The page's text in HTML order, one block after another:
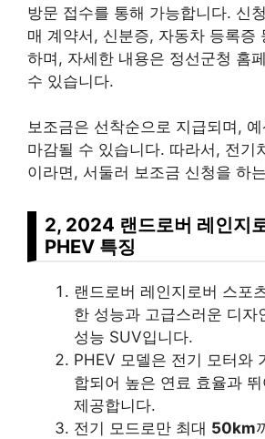
방문 접수를 통해 가능합니다. 신
매 계약서, 신분증, 자동차 등록증
하며, 자세한 내용은 정선군청 홈
수 있습니다.
보조금은 선착순으로 지급되며,
마감될 수 있습니다. 따라서, 전기
이라면, 서둘러 보조금 신청을 하
2, 2024 랜드로버 레인지
PHEV 특징
랜드로버 레인지로버 스포
한 성능과 고급스러운 디자
성능 SUV입니다.
PHEV 모델은 전기 모터와
합되어 높은 연료 효율과
제공합니다.
전기 모드로만 최대 50km